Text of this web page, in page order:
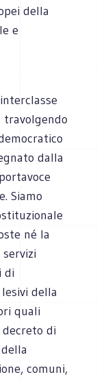
della
e
travolgendo
dalla
Siamo
né la
di
della
quali
di
comuni,